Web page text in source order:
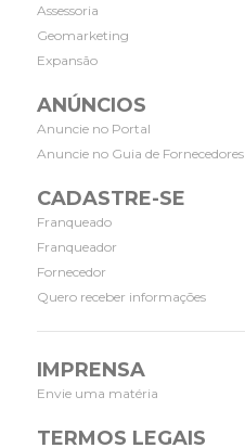
Assessoria
Geomarketing
Expansão
ANÚNCIOS
Anuncie no Portal
Anuncie no Guia de Fornecedores
CADASTRE-SE
Franqueado
Franqueador
Fornecedor
Quero receber informações
IMPRENSA
Envie uma matéria
TERMOS LEGAIS